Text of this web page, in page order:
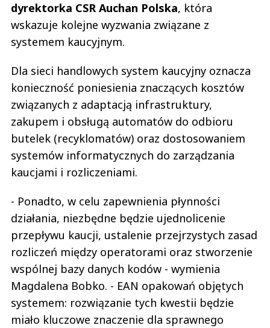
dyrektorka CSR Auchan Polska, która
wskazuje kolejne wyzwania związane z
systemem kaucyjnym.
Dla sieci handlowych system kaucyjny oznacza
konieczność poniesienia znaczących kosztów
związanych z adaptacją infrastruktury,
zakupem i obsługą automatów do odbioru
butelek (recyklomatów) oraz dostosowaniem
systemów informatycznych do zarządzania
kaucjami i rozliczeniami.
- Ponadto, w celu zapewnienia płynności
działania, niezbędne będzie ujednolicenie
przepływu kaucji, ustalenie przejrzystych zasad
rozliczeń między operatorami oraz stworzenie
wspólnej bazy danych kodów - wymienia
Magdalena Bobko. - EAN opakowań objętych
systemem: rozwiązanie tych kwestii będzie
miało kluczowe znaczenie dla sprawnego